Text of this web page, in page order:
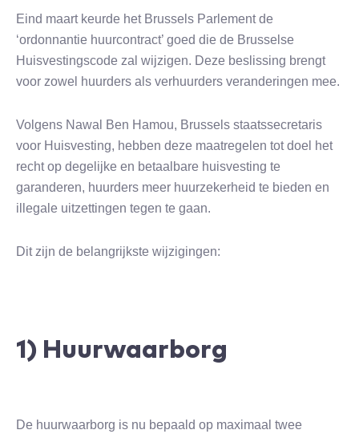
Eind maart keurde het Brussels Parlement de
‘ordonnantie huurcontract’ goed die de Brusselse
Huisvestingscode zal wijzigen. Deze beslissing brengt
voor zowel huurders als verhuurders veranderingen mee.
Volgens Nawal Ben Hamou, Brussels staatssecretaris
voor Huisvesting, hebben deze maatregelen tot doel het
recht op degelijke en betaalbare huisvesting te
garanderen, huurders meer huurzekerheid te bieden en
illegale uitzettingen tegen te gaan.
Dit zijn de belangrijkste wijzigingen:
1) Huurwaarborg
De huurwaarborg is nu bepaald op maximaal twee